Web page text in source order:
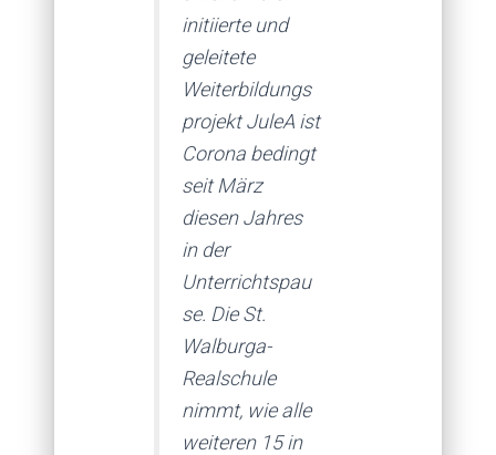
initiierte und
geleitete
Weiterbildungs
projekt JuleA ist
Corona bedingt
seit März
diesen Jahres
in der
Unterrichtspau
se. Die St.
Walburga-
Realschule
nimmt, wie alle
weiteren 15 in